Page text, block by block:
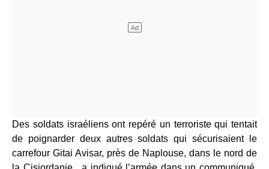
Des soldats israéliens ont repéré un terroriste qui tentait
de poignarder deux autres soldats qui sécurisaient le
carrefour Gitai Avisar, près de Naplouse, dans le nord de